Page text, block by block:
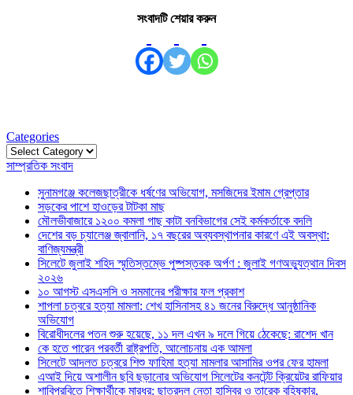
সংবাদটি শেয়ার করুন
Categories
Categories
সাম্প্রতিক সংবাদ
সুনামগঞ্জে কলেজছাত্রীকে ধর্ষণের অভিযোগ, মসজিদের ইমাম গ্রেপ্তার
সড়কের পাশে হাওড়ের টাটকা মাছ
মৌলভীবাজারে ১২০০ কমলা গাছ কাটা বনবিভাগের সেই কর্মকর্তাকে বদলি
দেশের বড় চ্যালেঞ্জ জ্বালানি, ১৭ বছরের অব্যবস্থাপনার কারণে এই অবস্থা:
বাণিজ্যমন্ত্রী
সিলেটে জুলাই শহিদ স্মৃতিস্তম্ভে পুষ্পস্তবক অর্পণ : জুলাই গণঅভ্যুত্থান দিবস
২০২৬
১০ আগস্ট এসএসসি ও সমমানের পরীক্ষার ফল প্রকাশ
শাপলা চত্বরে হত্যা মামলা: শেখ হাসিনাসহ ৪১ জনের বিরুদ্ধে আনুষ্ঠানিক
অভিযোগ
বিরোধীদলের পতন শুরু হয়েছে, ১১ দল এখন ৯ দলে গিয়ে ঠেকেছে: রাশেদ খান
কে হতে পারেন পরবর্তী রাষ্ট্রপতি, আলোচনায় এক আমলা
সিলেটে আদলত চত্বরে শিশু ফাহিমা হত্যা মামলার আসামির ওপর ফের হামলা
এআই দিয়ে অশালীন ছবি ছড়ানোর অভিযোগ সিলেটের কনটেন্ট ক্রিয়েটর রাফিয়ার
শাবিপ্রবিতে শিক্ষার্থীকে মারধর: ছাত্রদল নেতা হাসিবুর ও তারেক বহিষ্কার,